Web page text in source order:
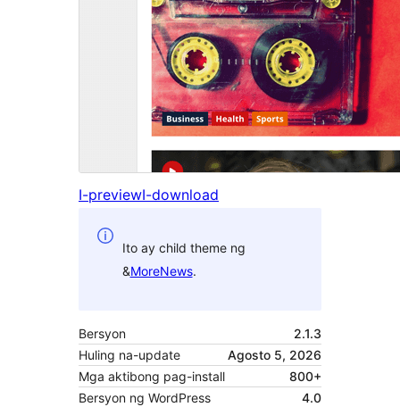
I-previewI-download
Ito ay child theme ng
&MoreNews.
Bersyon
2.1.3
Huling na-update
Agosto 5, 2026
Mga aktibong pag-install
800+
Bersyon ng WordPress
4.0